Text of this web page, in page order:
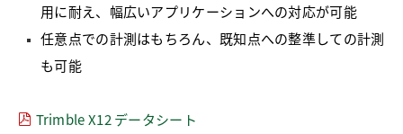
用に耐え、幅広いアプリケーションへの対応が可能
任意点での計測はもちろん、既知点への整準しての計測
も可能
Trimble X12 データシート